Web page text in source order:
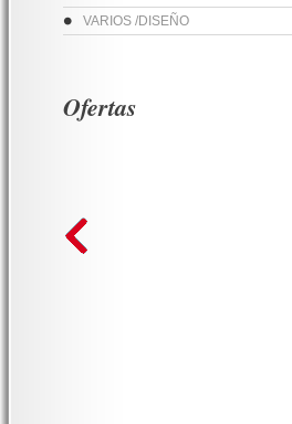
VARIOS /DISEÑO
Ofertas